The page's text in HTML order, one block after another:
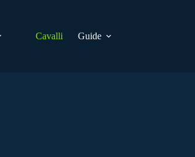
Cavalli Guide